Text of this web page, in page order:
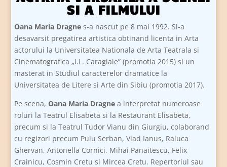
SI A FILMULUI
Oana Maria Dragne s-a nascut pe 8 mai 1992. Si-a
desavarsit pregatirea artistica obtinand licenta in Arta
actorului la Universitatea Nationala de Arta Teatrala si
Cinematografica „I.L. Caragiale” (promotia 2015) si un
masterat in Studiul caracterelor dramatice la
Universitatea de Litere si Arte din Sibiu (promotia 2017).
Pe scena,Oana Maria Dragne a interpretat numeroase
roluri la Teatrul Elisabeta si la Restaurant Elisabeta,
precum si la Teatrul Tudor Vianu din Giurgiu, colaborand
cu regizori precum Puiu Serban, Vlad Ianus, Raluca
Ghervan, Antonella Cornici, Mihai Panaitescu, Felix
Crainicu, Cosmin Cretu si Mircea Cretu. Repertoriul sau